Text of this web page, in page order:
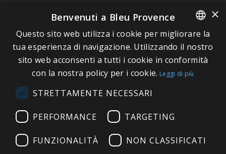
A proposito di Bleu Provence
Informazioni legali
Condizioni di vendita
Contatti
FRENCH
ITALIAN
GERMAN
×
Benvenuti a Bleu Provence
Questo sito web utilizza i cookie per migliorare la
tua esperienza di navigazione. Utilizzando il nostro
sito web acconsenti a tutti i cookie in conformità
con la nostra policy per i cookie. Leggi di più
STRETTAMENTE NECESSARI
PERFORMANCE TARGETING
FUNZIONALITÀ NON CLASSIFICATI